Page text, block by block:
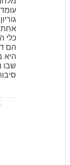
אחת
כלי
הם
היא
שבו